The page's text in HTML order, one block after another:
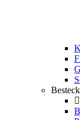
Besteck